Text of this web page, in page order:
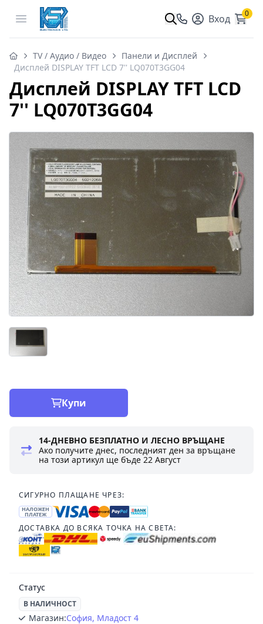
Open menu Вход 0
TV / Аудио / Видео
Панели и Дисплей
Дисплей DISPLAY TFT LCD 7'' LQ070T3GG04
Дисплей DISPLAY TFT LCD
7'' LQ070T3GG04
Купи
14-ДНЕВНО БЕЗПЛАТНО И ЛЕСНО ВРЪЩАНЕ
Ако получите днес, последният ден за връщане
на този артикул ще бъде22 Август
СИГУРНО ПЛАЩАНЕ ЧРЕЗ:
НАЛОЖЕН
ПЛАТЕЖ
ДОСТАВКА ДО ВСЯКА ТОЧКА НА СВЕТА:
Статус
В НАЛИЧНОСТ
Магазин:София, Младост 4